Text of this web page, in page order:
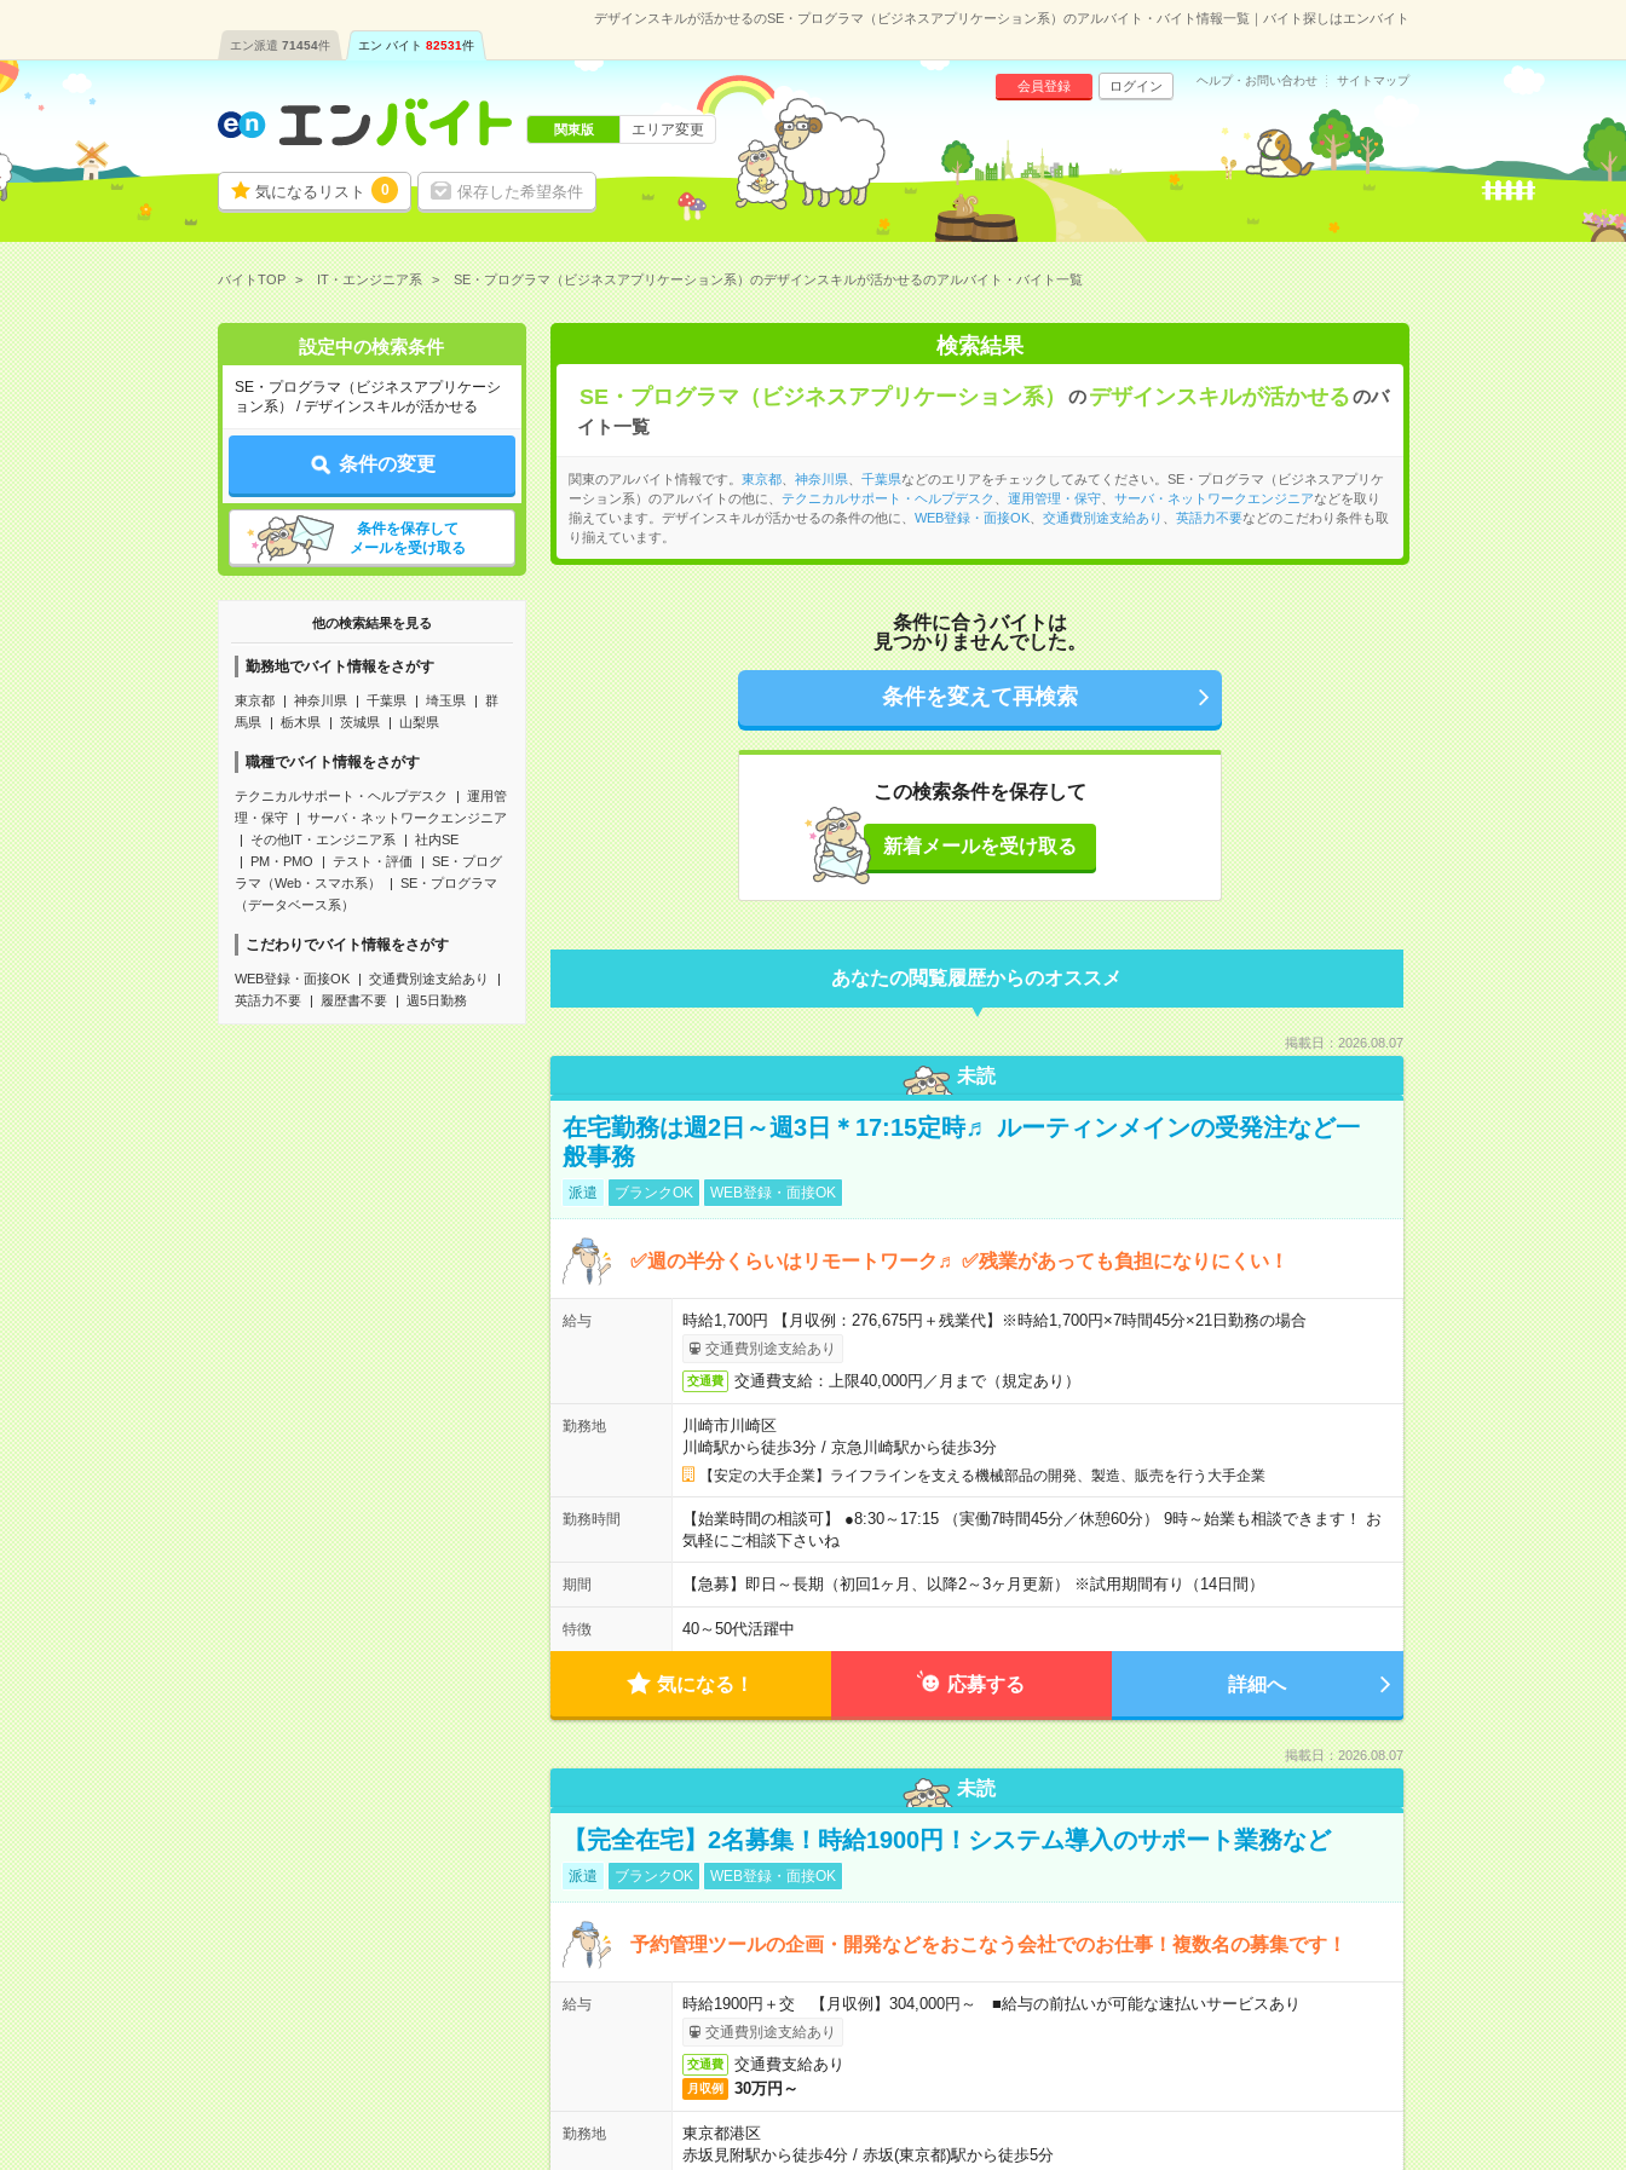
デザインスキルが活かせるのSE・プログラマ（ビジネスアプリケーション系）のアルバイト・バイト情報一覧｜バイト探しはエンバイト
エン派遣 71454件 エン バイト 82531件
気になるリスト 0 保存した希望条件
会員登録 ログイン ヘルプ・お問い合わせ サイトマップ
関東版 エリア変更
バイトTOP IT・エンジニア系 SE・プログラマ（ビジネスアプリケーション系）のデザインスキルが活かせるのアルバイト・バイト一覧
設定中の検索条件
SE・プログラマ（ビジネスアプリケーシ
ョン系） / デザインスキルが活かせる
条件の変更
条件を保存して
メールを受け取る
他の検索結果を見る
勤務地でバイト情報をさがす
東京都 神奈川県 千葉県 埼玉県
群
馬県
栃木県 茨城県 山梨県
職種でバイト情報をさがす
テクニカルサポート・ヘルプデスク
運用管
理・保守
サーバ・ネットワークエンジニア
その他IT・エンジニア系
社内SE
PM・PMO
テスト・評価
SE・プログ
ラマ（Web・スマホ系）
SE・プログラマ
（データベース系）
こだわりでバイト情報をさがす
WEB登録・面接OK
交通費別途支給あり
英語力不要
履歴書不要 週5日勤務
検索結果
SE・プログラマ（ビジネスアプリケーション系） の デザインスキルが活かせるのバ
イト一覧
関東のアルバイト情報です。 東京都、 神奈川県、 千葉県などのエリアをチェックしてみてください。SE・プログラマ（ビジネスアプリケ
ーション系）のアルバイトの他に、 テクニカルサポート・ヘルプデスク 運用管理・保守、 サーバ・ネットワークエンジニアなどを取り
揃えています。デザインスキルが活かせるの条件の他に、 WEB登録・面接OK、 交通費別途支給あり 英語力不要などのこだわり条件も取
り揃えています。
条件に合うバイトは
見つかりませんでした。
条件を変えて再検索
この検索条件を保存して
新着メールを受け取る
あなたの閲覧履歴からのオススメ
掲載日：2026.08.07
未読
在宅勤務は週2日～週3日＊17:15定時♬ ルーティンメインの受発注など一
般事務
派遣 ブランクOK WEB登録・面接OK
✅週の半分くらいはリモートワーク♬ ✅残業があっても負担になりにくい！
給与 時給1,700円 【月収例：276,675円＋残業代】※時給1,700円×7時間45分×21日勤務の場合
交通費別途支給あり
交通費 交通費支給：上限40,000円／月まで（規定あり）
勤務地
川崎市川崎区
川崎駅から徒歩3分/ 京急川崎駅から徒歩3分
【安定の大手企業】ライフラインを支える機械部品の開発、製造、販売を行う大手企業
勤務時間
【始業時間の相談可】 ●8:30～17:15 （実働7時間45分／休憩60分） 9時～始業も相談できます！ お
気軽にご相談下さいね
期間 【急募】即日～長期（初回1ヶ月、以降2～3ヶ月更新） ※試用期間有り（14日間）
特徴 40～50代活躍中
気になる！ 応募する 詳細へ
掲載日：2026.08.07
未読
【完全在宅】2名募集！時給1900円！システム導入のサポート業務など
派遣 ブランクOK WEB登録・面接OK
予約管理ツールの企画・開発などをおこなう会社でのお仕事！複数名の募集です！
給与 時給1900円＋交 【月収例】304,000円～ ■給与の前払いが可能な速払いサービスあり
交通費別途支給あり
交通費 交通費支給あり
月収例 30万円～
勤務地
東京都港区
赤坂見附駅から徒歩4分/ 赤坂(東京都)駅から徒歩5分